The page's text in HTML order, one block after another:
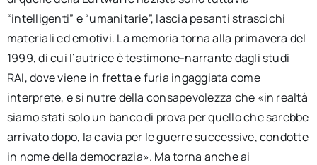
“intelligenti” e “umanitarie”, lascia pesanti strascichi
materiali ed emotivi. La memoria torna alla primavera del
1999, di cui l’autrice è testimone-narrante dagli studi
RAI, dove viene in fretta e furia ingaggiata come
interprete, e si nutre della consapevolezza che «in realtà
siamo stati solo un banco di prova per quello che sarebbe
arrivato dopo, la cavia per le guerre successive, condotte
in nome della democrazia». Ma torna anche ai